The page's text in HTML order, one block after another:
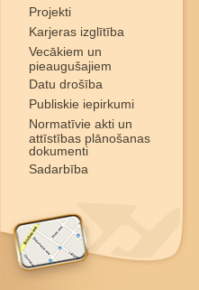
Projekti
Karjeras izglītība
Vecākiem un
pieaugušajiem
Datu drošība
Publiskie iepirkumi
Normatīvie akti un
attīstības plānošanas
dokumenti
Sadarbība